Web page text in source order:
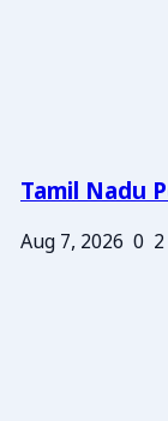
Tamil Nadu
Aug 7, 2026 0 2